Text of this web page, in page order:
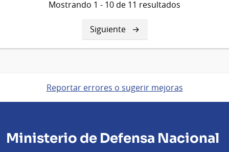
Mostrando 1 - 10 de 11 resultados
Siguiente
página
Siguiente
Reportar errores o sugerir mejoras
Ministerio de Defensa Nacional